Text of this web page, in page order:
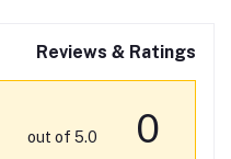
Reviews & Ratings
0
out of 5.0